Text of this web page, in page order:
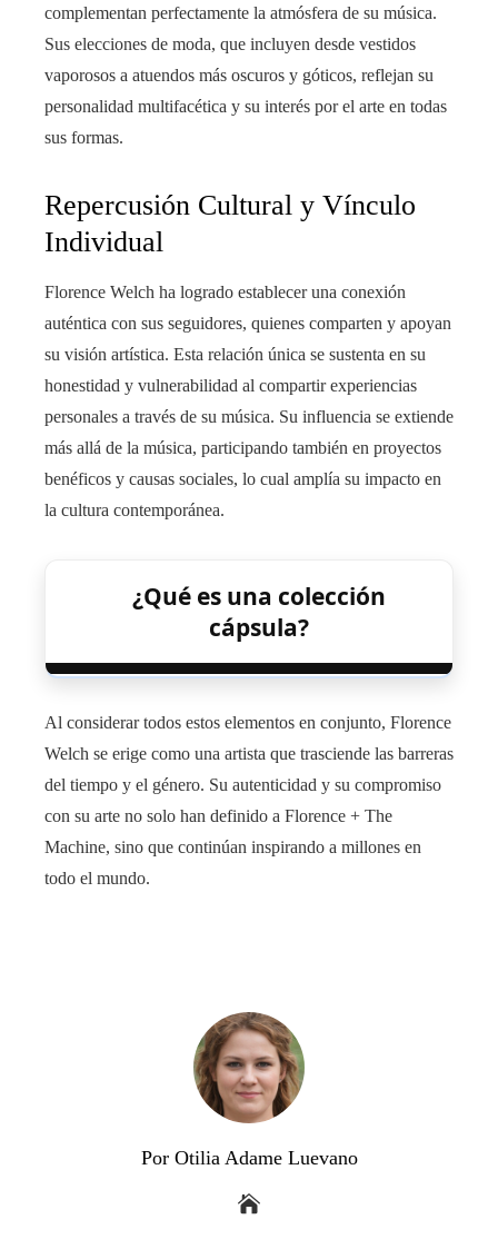
complementan perfectamente la atmósfera de su música.
Sus elecciones de moda, que incluyen desde vestidos
vaporosos a atuendos más oscuros y góticos, reflejan su
personalidad multifacética y su interés por el arte en todas
sus formas.
Repercusión Cultural y Vínculo
Individual
Florence Welch ha logrado establecer una conexión
auténtica con sus seguidores, quienes comparten y apoyan
su visión artística. Esta relación única se sustenta en su
honestidad y vulnerabilidad al compartir experiencias
personales a través de su música. Su influencia se extiende
más allá de la música, participando también en proyectos
benéficos y causas sociales, lo cual amplía su impacto en
la cultura contemporánea.
¿Qué es una colección
cápsula?
Al considerar todos estos elementos en conjunto, Florence
Welch se erige como una artista que trasciende las barreras
del tiempo y el género. Su autenticidad y su compromiso
con su arte no solo han definido a Florence + The
Machine, sino que continúan inspirando a millones en
todo el mundo.
Por Otilia Adame Luevano